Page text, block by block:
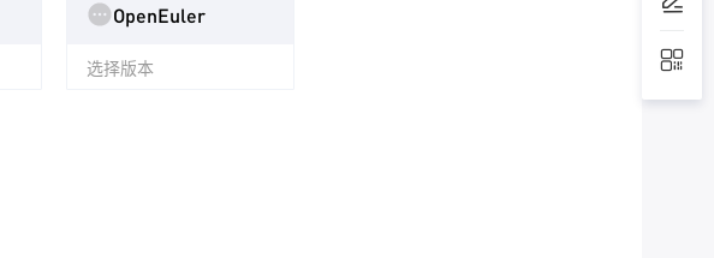
OpenEuler
选择版本